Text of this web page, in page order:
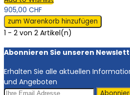
905,00 CHF
zum Warenkorb hinzufügen
1 - 2 von 2 Artikel(n)
Abonnieren Sie unseren
Erhalten Sie alle aktuellen
und Angeboten